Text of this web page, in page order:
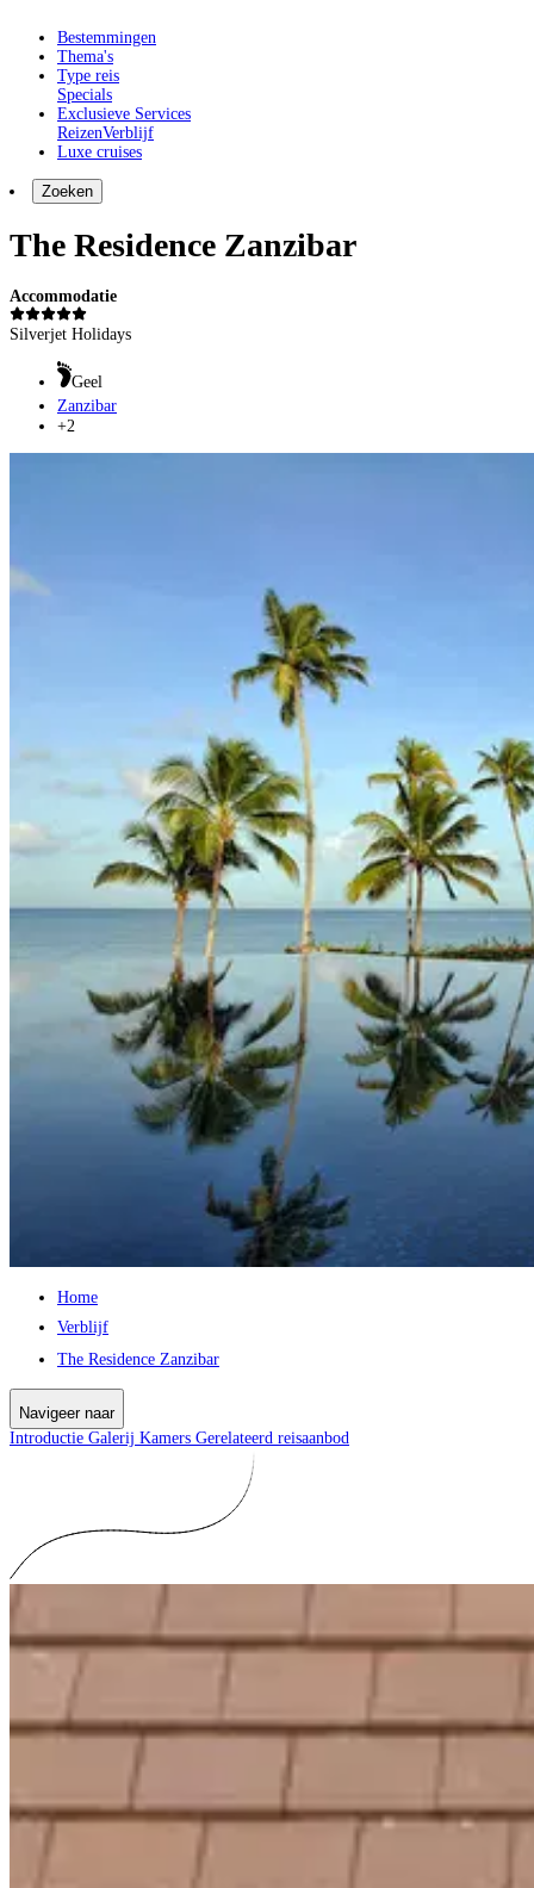
Bestemmingen
Thema's
Type reis
Specials
Exclusieve Services
ReizenVerblijf
Luxe cruises
Zoeken
The Residence Zanzibar
Accommodatie
Silverjet Holidays
Geel
Zanzibar
+2
Home
Verblijf
The Residence Zanzibar
Navigeer naar
Introductie Galerij Kamers Gerelateerd reisaanbod